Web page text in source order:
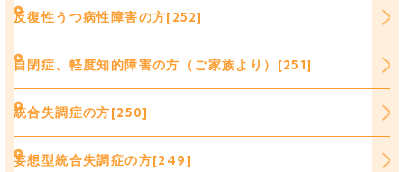
反復性うつ病性障害の方[252]
自閉症、軽度知的障害の方（ご家族より）[251]
統合失調症の方[250]
妄想型統合失調症の方[249]